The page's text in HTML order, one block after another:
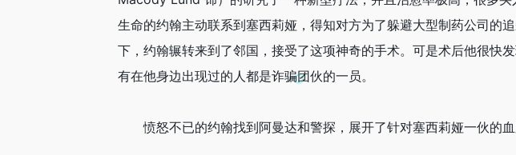
生命的约翰主动联系到塞西莉娅，得知对方为了躲避大型制药公司的
下，约翰辗转来到了邻国，接受了这项神奇的手术。可是术后他很快
有在他身边出现过的人都是诈骗团伙的一员。
愤怒不已的约翰找到阿曼达和警探，展开了针对塞西莉娅一伙的